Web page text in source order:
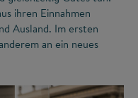
ihren Einnahmen
Ausland. Im ersten
an ein neues